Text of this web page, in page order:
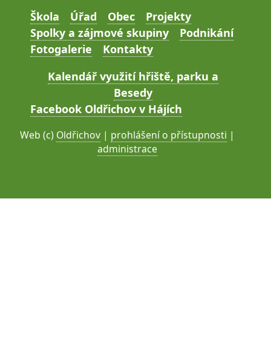
Škola Úřad Obec
Projekty
Spolky a zájmové skupiny
Podnikání
Fotogalerie
Kontakty
Kalendář využití hřiště, parku a
Besedy
Facebook Oldřichov v Hájích
Web (c) Oldřichov | prohlášení o přístupnosti |
administrace